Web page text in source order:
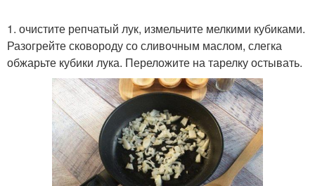
1. очистите репчатый лук, измельчите мелкими кубиками.
Разогрейте сковороду со сливочным маслом, слегка
обжарьте кубики лука. Переложите на тарелку остывать.